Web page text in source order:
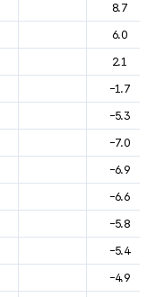
8.7
6.0
2.1
-1.7
-5.3
-7.0
-6.9
-6.6
-5.8
-5.4
-4.9